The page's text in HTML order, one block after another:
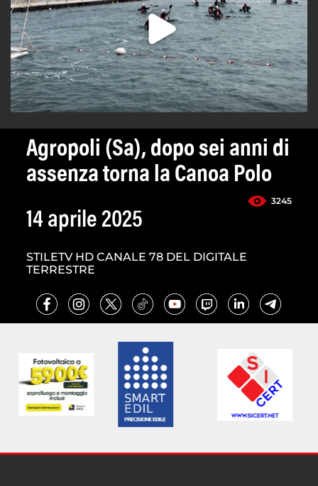
Agropoli (Sa), dopo sei anni di
assenza torna la Canoa Polo
3245
14 aprile 2025
STILETV HD CANALE 78 DEL DIGITALE
TERRESTRE